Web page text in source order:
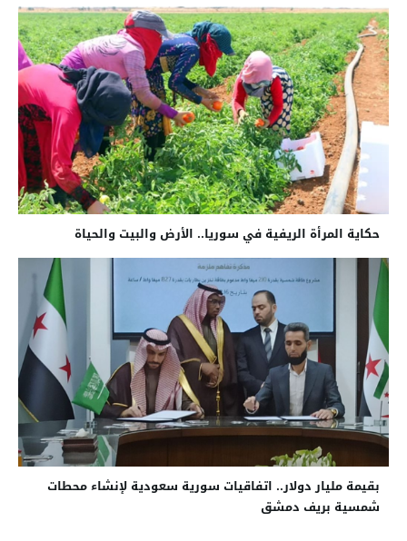
حكاية المرأة الريفية في سوريا.. الأرض والبيت والحياة
بقيمة مليار دولار.. اتفاقيات سورية سعودية لإنشاء محطات
شمسية بريف دمشق